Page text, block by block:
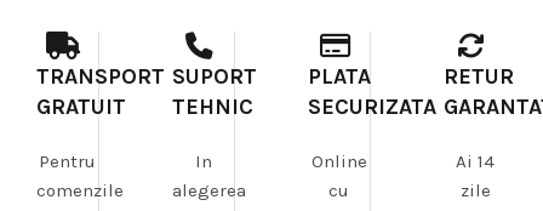
TRANSPORT
GRATUIT
Pentru
comenzile
SUPORT
TEHNIC
In
alegerea
PLATA
SECURIZATA
Online
cu
RETUR
Ai 14
zile